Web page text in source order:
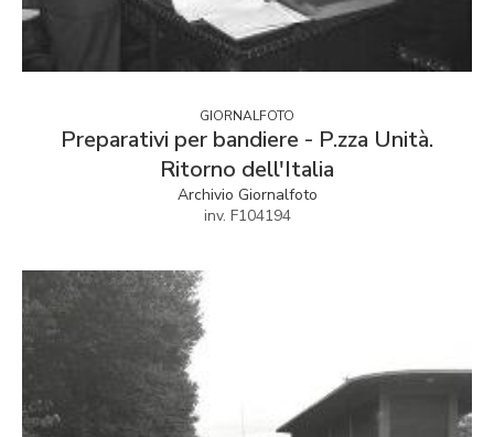
GIORNALFOTO
Preparativi per bandiere - P.zza Unità.
Ritorno dell'Italia
Archivio Giornalfoto
inv. F104194